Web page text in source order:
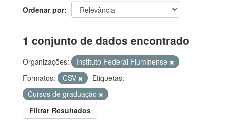
Ordenar por
1 conjunto de dados encontrado
Organizações:
Instituto Federal Fluminense
Formatos:
CSV
Etiquetas:
Cursos de graduação
Filtrar Resultados